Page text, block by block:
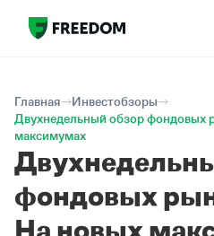
Главная
Инвестобзоры
Двухнедельный обзор
максимумах
фондовых